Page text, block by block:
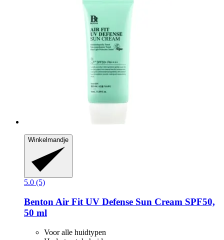
Winkelmandje
5.0 (5)
Benton Air Fit UV Defense Sun Cream SPF50,
50 ml
Voor alle huidtypen